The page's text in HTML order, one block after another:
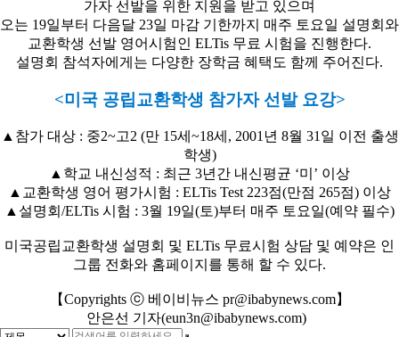
가자 선발을 위한 지원을 받고 있으며
오는 19일부터 다음달 23일 마감 기한까지 매주 토요일 설명회와
교환학생 선발 영어시험인 ELTis 무료 시험을 진행한다.
설명회 참석자에게는 다양한 장학금 혜택도 함께 주어진다.
<미국 공립교환학생 참가자 선발 요강>
▲참가 대상 : 중2~고2 (만 15세~18세, 2001년 8월 31일 이전 출생
학생)
▲학교 내신성적 : 최근 3년간 내신평균 ‘미’ 이상
▲교환학생 영어 평가시험 : ELTis Test 223점(만점 265점) 이상
▲설명회/ELTis 시험 : 3월 19일(토)부터 매주 토요일(예약 필수)
미국공립교환학생 설명회 및 ELTis 무료시험 상담 및 예약은 인
그룹 전화와 홈페이지를 통해 할 수 있다.
【Copyrights ⓒ 베이비뉴스 pr@ibabynews.com】
안은선 기자(eun3n@ibabynews.com)